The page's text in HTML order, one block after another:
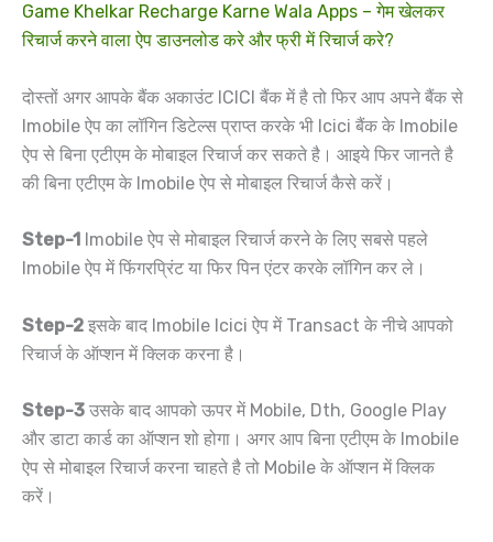
Game Khelkar Recharge Karne Wala Apps – गेम खेलकर
रिचार्ज करने वाला ऐप डाउनलोड करे और फ्री में रिचार्ज करे?
दोस्तों अगर आपके बैंक अकाउंट ICICI बैंक में है तो फिर आप अपने बैंक से
Imobile ऐप का लॉगिन डिटेल्स प्राप्त करके भी Icici बैंक के Imobile
ऐप से बिना एटीएम के मोबाइल रिचार्ज कर सकते है। आइये फिर जानते है
की बिना एटीएम के Imobile ऐप से मोबाइल रिचार्ज कैसे करें।
Step-1
Imobile ऐप से मोबाइल रिचार्ज करने के लिए सबसे पहले
Imobile ऐप में फिंगरप्रिंट या फिर पिन एंटर करके लॉगिन कर ले।
Step-2 इसके बाद Imobile Icici ऐप में Transact के नीचे आपको
रिचार्ज के ऑप्शन में क्लिक करना है।
Step-3 उसके बाद आपको ऊपर में Mobile, Dth, Google Play
और डाटा कार्ड का ऑप्शन शो होगा। अगर आप बिना एटीएम के Imobile
ऐप से मोबाइल रिचार्ज करना चाहते है तो Mobile के ऑप्शन में क्लिक
करें।